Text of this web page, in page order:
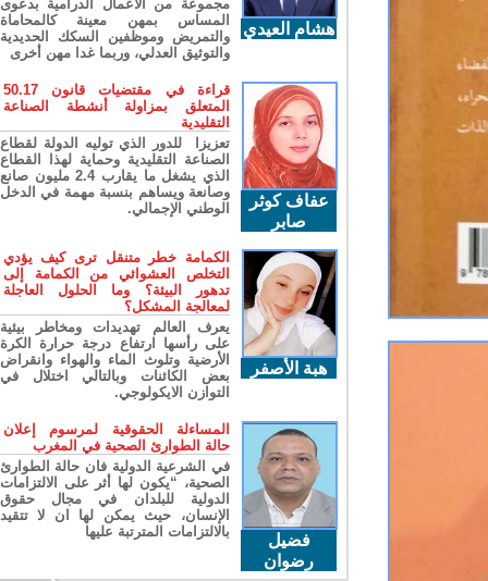
هشام العيدي
مجموعة من الأعمال الدرامية بدعوى
المساس بمهن معينة كالمحاماة
والتمريض وموظفين السكك الحديدية
والتوثيق العدلي، وربما غدا مهن أخرى
عفاف كوثر
صابر
قراءة في مقتضيات قانون 50.17
المتعلق بمزاولة أنشطة الصناعة
التقليدية
تعزيزا للدور الذي توليه الدولة لقطاع
الصناعة التقليدية وحماية لهذا القطاع
الذي يشغل ما يقارب 2.4 مليون صانع
وصانعة ويساهم بنسبة مهمة في الدخل
الوطني الإجمالي.
هبة الأصفر
الكمامة خطر متنقل ترى كيف يؤدي
التخلص العشوائي من الكمامة إلى
تدهور البيئة؟ وما الحلول العاجلة
لمعالجة المشكل؟
يعرف العالم تهديدات ومخاطر بيئية
على رأسها ارتفاع درجة حرارة الكرة
الأرضية وتلوث الماء والهواء وانقراض
بعض الكائنات وبالتالي اختلال في
التوازن الايكولوجي.
فضيل
رضوان
المساءلة الحقوقية لمرسوم إعلان
حالة الطوارئ الصحية في المغرب
في الشرعية الدولية فان حالة الطوارئ
الصحية، “يكون لها أثر على الالتزامات
الدولية للبلدان في مجال حقوق
الإنسان، حيث يمكن لها ان لا تتقيد
بالالتزامات المترتبة عليها